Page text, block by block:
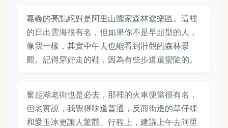
嘉義的亮點絕對是阿里山國家森林遊樂區。這裡
的日出雲海很有名，但如果你不是早起型的人，
像我一樣，其實中午去也能看到壯觀的森林景
觀。記得穿好走的鞋，因為有些步道還蠻陡的。
奮起湖老街也是必去，那裡的火車便當很有名，
但老實說，我覺得味道普通，反而街邊的草仔粿
和愛玉冰更讓人驚豔。行程上，建議上午去阿里